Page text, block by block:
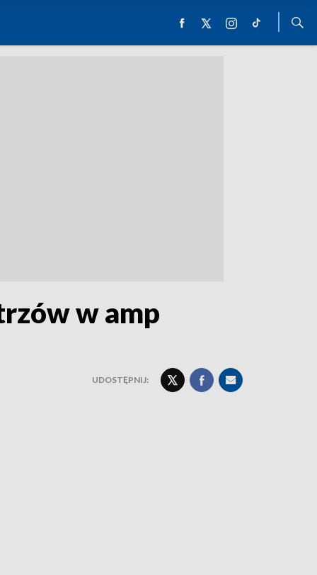
w amp
UDOSTĘPNIJ: